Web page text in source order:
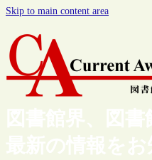
Skip to main content area
図書館界、図
最新の情報を